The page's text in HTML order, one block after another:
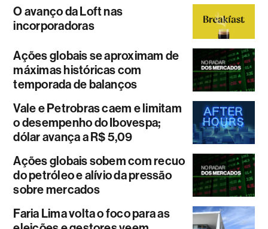
O avanço da Loft nas
incorporadoras
Ações globais se aproximam de
máximas históricas com
temporada de balanços
Vale e Petrobras caem e limitam
o desempenho do Ibovespa;
dólar avança a R$ 5,09
Ações globais sobem com recuo
do petróleo e alívio da pressão
sobre mercados
Faria Lima volta o foco para as